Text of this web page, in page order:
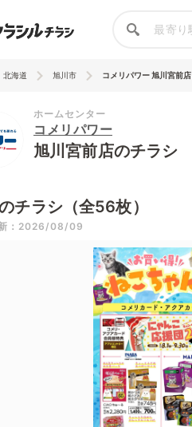
北海道 旭川市 コメリパワー 旭川宮前店
ホームセンター
コメリパワー
旭川宮前店のチラシ
チラシ（全56枚）
：2026/08/09